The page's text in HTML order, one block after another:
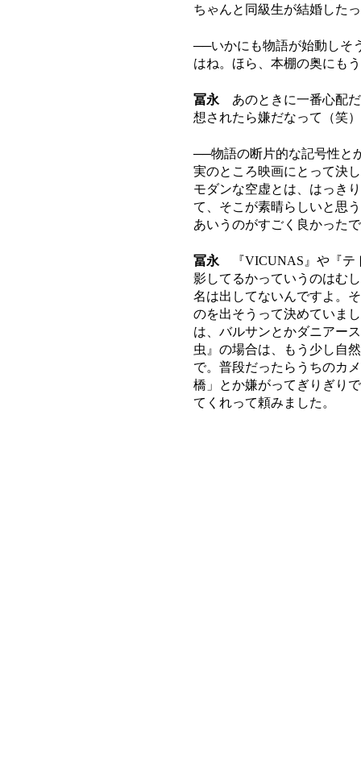
ちゃんと同級生が結婚した
──いかにも物語が始動しそ
はね。ほら、本棚の奥にも
冨永あのときに一番心配だ
想されたら嫌だなって（笑
──物語の断片的な記号性と
実のところ映画にとって決
モダンな空虚とは、はっき
て、そこが素晴らしいと思
あいうのがすごく良かった
冨永『VICUNAS』や『テ
影してるかっていうのはむ
名は出してないんですよ。
のを出そうって決めていま
は、バルサンとかダニアー
虫』の場合は、もう少し自
で。普段だったらうちのカ
橋」とか嫌がってぎりぎり
てくれって頼みました。